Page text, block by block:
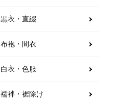
納骨壇
黒衣・直綴
布袍・間衣
白衣・色服
襦袢・裾除け